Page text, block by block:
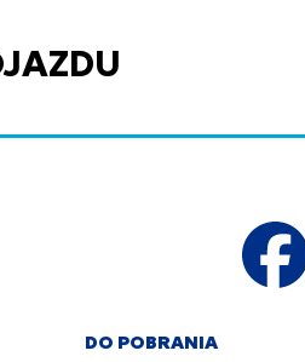
DO POBRANIA